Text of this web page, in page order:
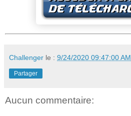
Challenger le : 9/24/2020 09:47:00 AM
Partager
Aucun commentaire: